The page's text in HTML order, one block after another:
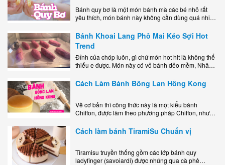
Bánh quy bơ là một món bánh mà các bé nhỏ rất
yêu thích, món bánh này không cần dùng quá nhiều
Bánh Khoai Lang Phô Mai Kéo Sợi Hot
Trend
Đỉnh của chóp luôn, gì chứ món hot hit là không thể
thiếu e được. Món này có vỏ bánh dẻo mềm, Nhân
Cách Làm Bánh Bông Lan Hồng Kong
Về cơ bản thì công thức này là một kiểu bánh
Chiffon, được làm theo phương pháp Chiffon, nhưng
ngon, làm..
Cách làm bánh TiramiSu Chuẩn vị
Tiramisu truyền thống gồm các lớp bánh quy
ladyfinger (savoiardi) được nhúng qua cà phê